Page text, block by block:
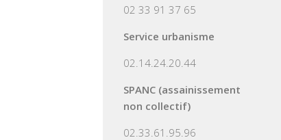
02 33 91 37 65
Service urbanisme
02.14.24.20.44
SPANC (assainissement
non collectif)
02.33.61.95.96